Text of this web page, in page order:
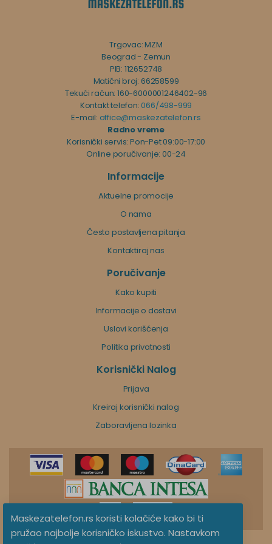
Maskezatelefon.rs koristi kolačiće kako bi ti
pružao najbolje korisničko iskustvo. Nastavkom
Trgovac: MZM
Beograd - Zemun
PIB: 112652748
Matični broj: 66258599
Tekući račun: 160-6000001246402-96
Kontakt telefon:066/498-999
E-mail: office@maskezatelefon.rs
Radno vreme
Korisnički servis: Pon-Pet 09:00-17:00
Online poručivanje: 00-24
Informacije
Aktuelne promocije
O nama
Često postavljena pitanja
Kontaktiraj nas
Poručivanje
Kako kupiti
Informacije o dostavi
Uslovi korišćenja
Politika privatnosti
Korisnički Nalog
Prijava
Kreiraj korisnički nalog
Zaboravljena lozinka